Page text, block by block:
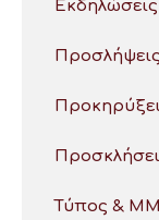
Εκδηλώσεις
Τύπος &